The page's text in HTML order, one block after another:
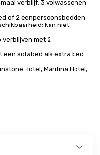
verblijf; 3 volwassenen
of 2 eenpersoonsbedden
kan niet
verblijven met 2
een sofabed als extra bed
Hotel, Maritina Hotel,